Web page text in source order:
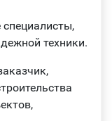
техники.